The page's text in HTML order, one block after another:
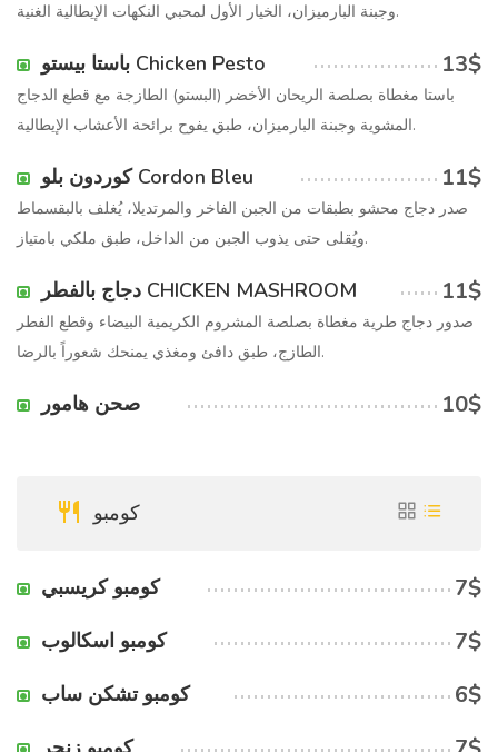
وجبنة البارميزان، الخيار الأول لمحبي النكهات الإيطالية الغنية.
باستا بيستو Chicken Pesto 13$
باستا مغطاة بصلصة الريحان الأخضر (البستو) الطازجة مع قطع الدجاج
المشوية وجبنة البارميزان، طبق يفوح برائحة الأعشاب الإيطالية.
كوردون بلو Cordon Bleu 11$
صدر دجاج محشو بطبقات من الجبن الفاخر والمرتديلا، يُغلف بالبقسماط
ويُقلى حتى يذوب الجبن من الداخل، طبق ملكي بامتياز.
دجاج بالفطر CHICKEN MASHROOM 11$
صدور دجاج طرية مغطاة بصلصة المشروم الكريمية البيضاء وقطع الفطر
الطازج، طبق دافئ ومغذي يمنحك شعوراً بالرضا.
صحن هامور 10$
كومبو
كومبو كريسبي 7$
كومبو اسكالوب 7$
كومبو تشكن ساب 6$